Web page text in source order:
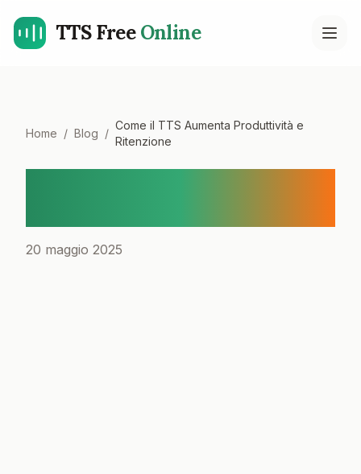
TTS FreeOnline
Home / Blog /
Come il TTS Aumenta Produttività e
Ritenzione
20 maggio 2025